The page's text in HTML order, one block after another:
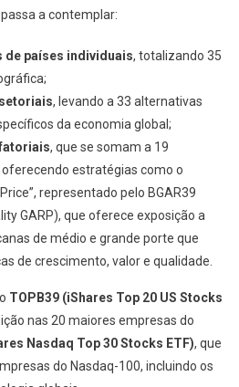
a contemplar:
de países individuais, totalizando 35
, levando a 33 alternativas
da economia global;
, que se somam a 19
estratégias como o
representado pelo BGAR39
GARP), que oferece exposição a
de médio e grande porte que
de crescimento, valor e qualidade.
TOPB39 (iShares Top 20 US Stocks
nas 20 maiores empresas do
Nasdaq Top 30 Stocks ETF), que
do Nasdaq-100, incluindo os